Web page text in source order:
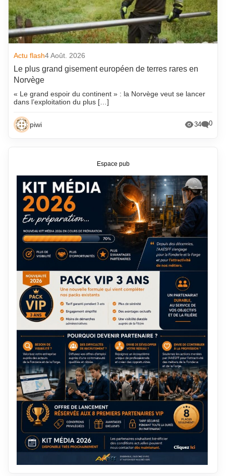
Actu flash4 Août. 2026
Le plus grand gisement européen de terres rares en
Norvège
« Le grand espoir du continent » : la Norvège veut se lancer
dans l’exploitation du plus […]
piwi 34 0
Espace pub